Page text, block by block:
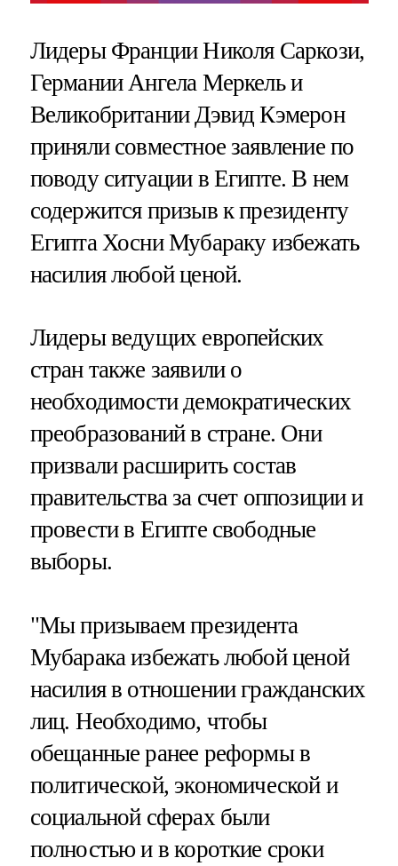
Лидеры Франции Николя Саркози,
Германии Ангела Меркель и
Великобритании Дэвид Кэмерон
приняли совместное заявление по
поводу ситуации в Египте. В нем
содержится призыв к президенту
Египта Хосни Мубараку избежать
насилия любой ценой.
Лидеры ведущих европейских
стран также заявили о
необходимости демократических
преобразований в стране. Они
призвали расширить состав
правительства за счет оппозиции и
провести в Египте свободные
выборы.
"Мы призываем президента
Мубарака избежать любой ценой
насилия в отношении гражданских
лиц. Необходимо, чтобы
обещанные ранее реформы в
политической, экономической и
социальной сферах были
полностью и в короткие сроки